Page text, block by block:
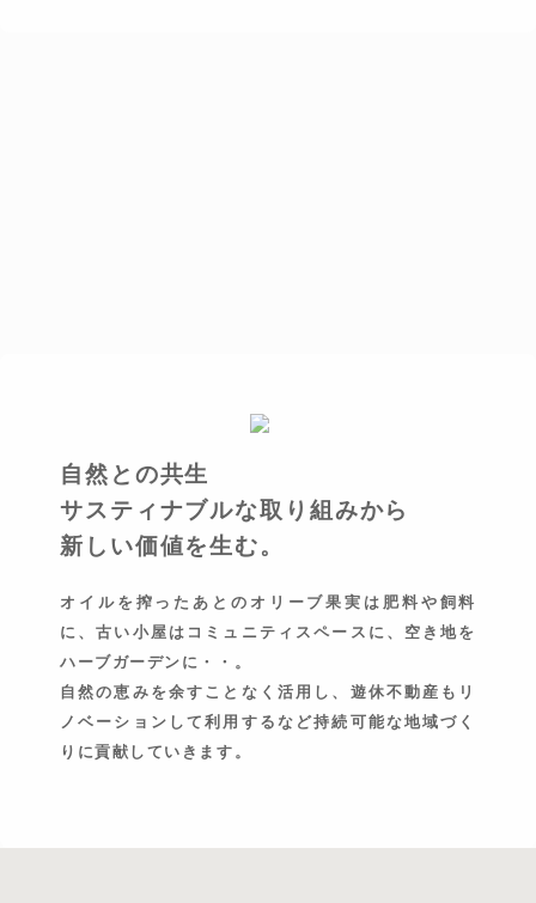
自然との共生
サスティナブルな取り組みから
新しい価値を生む。
オイルを搾ったあとのオリーブ果実は肥料や飼料
に、古い小屋はコミュニティスペースに、空き地を
ハーブガーデンに・・。
自然の恵みを余すことなく活用し、遊休不動産もリ
ノベーションして利用するなど持続可能な地域づく
りに貢献していきます。